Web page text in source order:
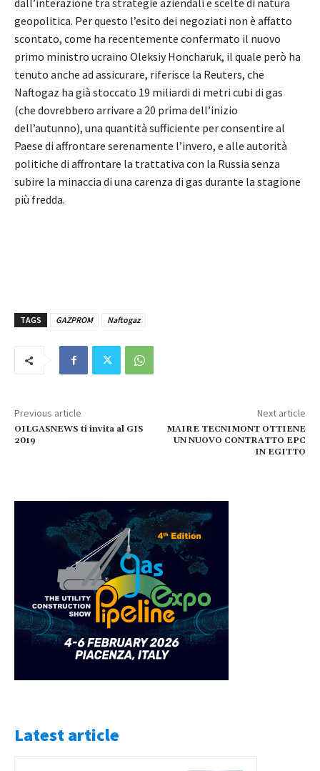
dall’interazione tra strategie aziendali e scelte di natura
geopolitica. Per questo l’esito dei negoziati non è affatto
scontato, come ha recentemente confermato il nuovo
primo ministro ucraino Oleksiy Honcharuk, il quale però ha
tenuto anche ad assicurare, riferisce la Reuters, che
Naftogaz ha già stoccato 19 miliardi di metri cubi di gas
(che dovrebbero arrivare a 20 prima dell’inizio
dell’autunno), una quantità sufficiente per consentire al
Paese di affrontare serenamente l’invero, e alle autorità
politiche di affrontare la trattativa con la Russia senza
subire la minaccia di una carenza di gas durante la stagione
più fredda.
TAGS GAZPROM Naftogaz
Previous article
OILGASNEWS ti invita al GIS
2019
Next article
MAIRE TECNIMONT OTTIENE
UN NUOVO CONTRATTO EPC
IN EGITTO
Latest article